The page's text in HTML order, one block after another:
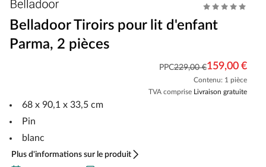
Belladoor Tiroirs pour lit d'enfant
Parma, 2 pièces
PPC229,00 €159,00 €
Contenu: 1 pièce
TVA comprise Livraison gratuite
68 x 90,1 x 33,5 cm
Pin
blanc
Plus d'informations sur le produit